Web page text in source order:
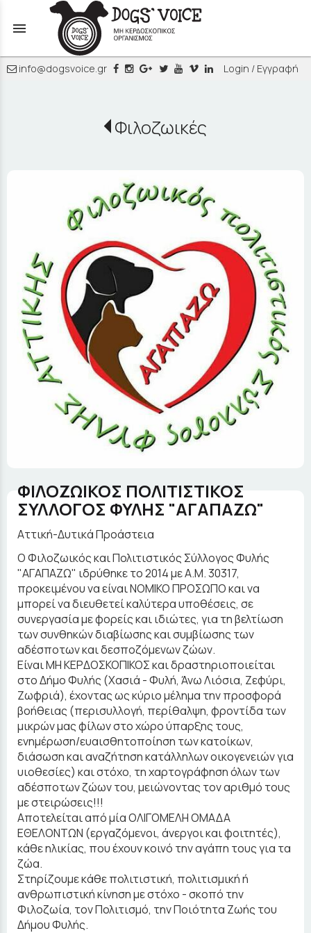
menu
info@dogsvoice.gr Login / Εγγραφή
Φιλοζωικές
ΦΙΛΟΖΩΙΚΟΣ ΠΟΛΙΤΙΣΤΙΚΟΣ
ΣΥΛΛΟΓΟΣ ΦΥΛΗΣ "ΑΓΑΠΑΖΩ"
Αττική-Δυτικά Προάστεια
Ο Φιλοζωικός και Πολιτιστικός Σύλλογος Φυλής
"ΑΓΑΠΑΖΩ" ιδρύθηκε το 2014 με Α.Μ. 30317,
προκειμένου να είναι ΝΟΜΙΚΟ ΠΡΟΣΩΠΟ και να
μπορεί να διευθετεί καλύτερα υποθέσεις, σε
συνεργασία με φορείς και ιδιώτες, για τη βελτίωση
των συνθηκών διαβίωσης και συμβίωσης των
αδέσποτων και δεσποζόμενων ζώων.
Είναι ΜΗ ΚΕΡΔΟΣΚΟΠΙΚΟΣ και δραστηριοποιείται
στο Δήμο Φυλής (Χασιά - Φυλή, Άνω Λιόσια, Ζεφύρι,
Ζωφριά), έχοντας ως κύριο μέλημα την προσφορά
βοήθειας (περισυλλογή, περίθαλψη, φροντίδα των
μικρών μας φίλων στο χώρο ύπαρξης τους,
ενημέρωση/ευαισθητοποίηση των κατοίκων,
διάσωση και αναζήτηση κατάλληλων οικογενειών για
υιοθεσίες) και στόχο, τη χαρτογράφηση όλων των
αδέσποτων ζώων του, μειώνοντας τον αριθμό τους
με στειρώσεις!!!
Αποτελείται από μία ΟΛΙΓΟΜΕΛΗ ΟΜΑΔΑ
ΕΘΕΛΟΝΤΩΝ (εργαζόμενοι, άνεργοι και φοιτητές),
κάθε ηλικίας, που έχουν κοινό την αγάπη τους για τα
ζώα.
Στηρίζουμε κάθε πολιτιστική, πολιτισμική ή
ανθρωπιστική κίνηση με στόχο - σκοπό την
Φιλοζωία, τον Πολιτισμό, την Ποιότητα Ζωής του
Δήμου Φυλής.